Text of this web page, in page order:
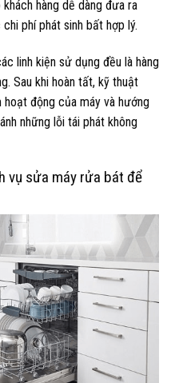
khách hàng dễ dàng đưa ra
phí phát sinh bất hợp lý.
linh kiện sử dụng đều là hàng
Sau khi hoàn tất, kỹ thuật
động của máy và hướng
những lỗi tái phát không
vụ sửa máy rửa bát để